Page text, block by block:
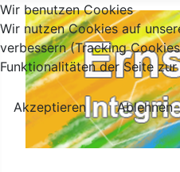
Wir benutzen Cookies
Wir nutzen Cookies auf
verbessern (Tracking
Funktionalitäten der Seite
Akzeptieren
Ablehnen